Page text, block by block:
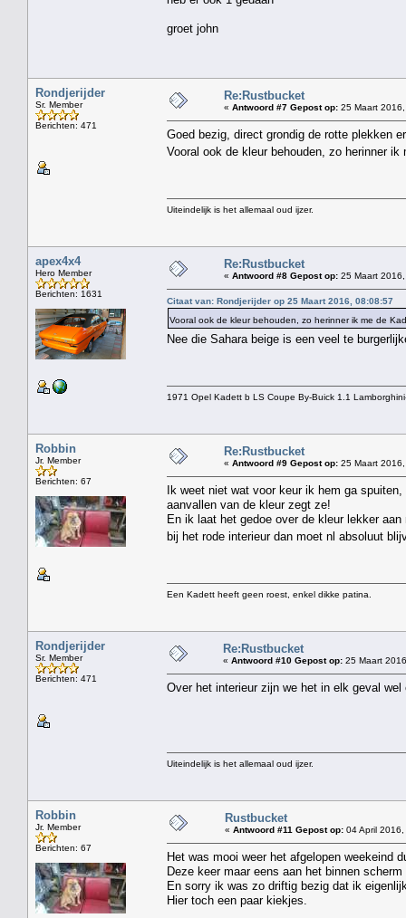
groet john
Rondjerijder
Sr. Member
Berichten: 471
Re:Rustbucket
« Antwoord #7 Gepost op: 25 Maart
Goed bezig, direct grondig de rotte plekken
Vooral ook de kleur behouden, zo herinner
Uiteindelijk is het allemaal oud ijzer.
apex4x4
Hero Member
Berichten: 1631
Re:Rustbucket
« Antwoord #8 Gepost op: 25 Maart
Citaat van: Rondjerijder op 25 Maart 2016, 08:08:57
Vooral ook de kleur behouden, zo herinner ik me de
Nee die Sahara beige is een veel te
1971 Opel Kadett b LS Coupe By-Buick 1.1
Robbin
Jr. Member
Berichten: 67
Re:Rustbucket
« Antwoord #9 Gepost op: 25 Maart
Ik weet niet wat voor keur ik hem ga
aanvallen van de kleur zegt ze!
En ik laat het gedoe over de kleur lekker
bij het rode interieur dan moet nl absoluut
Een Kadett heeft geen roest, enkel dikke patina.
Rondjerijder
Sr. Member
Berichten: 471
Re:Rustbucket
« Antwoord #10 Gepost op: 25 Maart
Over het interieur zijn we het in elk geval
Uiteindelijk is het allemaal oud ijzer.
Robbin
Jr. Member
Berichten: 67
Rustbucket
« Antwoord #11 Gepost op: 04 April
Het was mooi weer het afgelopen weekeind
Deze keer maar eens aan het binnen
En sorry ik was zo driftig bezig dat ik
Hier toch een paar kiekjes.